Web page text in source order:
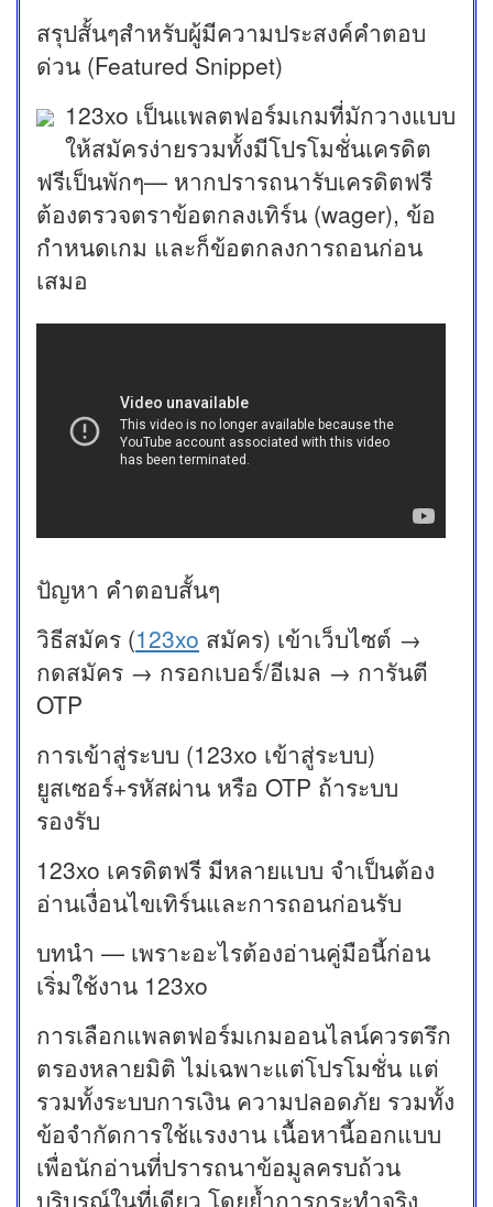
สรุปสั้นๆสำหรับผู้มีความประสงค์คำตอบ
ด่วน (Featured Snippet)
123xo เป็นแพลตฟอร์มเกมที่มักวางแบบ
ให้สมัครง่ายรวมทั้งมีโปรโมชั่นเครดิต
ฟรีเป็นพักๆ— หากปรารถนารับเครดิตฟรี
ต้องตรวจตราข้อตกลงเทิร์น (wager), ข้อ
กำหนดเกม และก็ข้อตกลงการถอนก่อน
เสมอ
ปัญหา คำตอบสั้นๆ
วิธีสมัคร (123xo สมัคร) เข้าเว็บไซต์ →
กดสมัคร → กรอกเบอร์/อีเมล → การันตี
OTP
การเข้าสู่ระบบ (123xo เข้าสู่ระบบ)
ยูสเซอร์+รหัสผ่าน หรือ OTP ถ้าระบบ
รองรับ
123xo เครดิตฟรี มีหลายแบบ จำเป็นต้อง
อ่านเงื่อนไขเทิร์นและการถอนก่อนรับ
บทนำ — เพราะอะไรต้องอ่านคู่มือนี้ก่อน
เริ่มใช้งาน 123xo
การเลือกแพลตฟอร์มเกมออนไลน์ควรตรึก
ตรองหลายมิติ ไม่เฉพาะแต่โปรโมชั่น แต่
รวมทั้งระบบการเงิน ความปลอดภัย รวมทั้ง
ข้อจำกัดการใช้แรงงาน เนื้อหานี้ออกแบบ
เพื่อนักอ่านที่ปรารถนาข้อมูลครบถ้วน
บริบูรณ์ในที่เดียว โดยย้ำการกระทำจริง